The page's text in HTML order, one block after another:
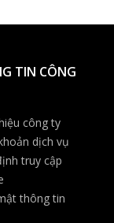
TIN CÔNG
công ty
dịch vụ
truy cập
thông tin